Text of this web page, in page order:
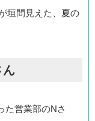
垣間見えた、夏の
ん
た営業部のNさ